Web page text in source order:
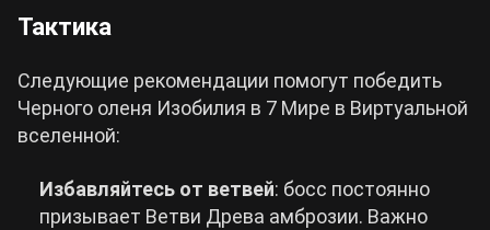
Тактика
Следующие рекомендации помогут победить
Черного оленя Изобилия в 7 Мире в Виртуальной
вселенной:
Избавляйтесь от ветвей: босс постоянно
призывает Ветви Древа амброзии. Важно